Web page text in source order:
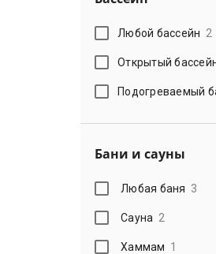
Любой бассейн 2
Открытый
Подогреваемый
Бани и сауны
Любая баня 3
Сауна 2
Хаммам 1